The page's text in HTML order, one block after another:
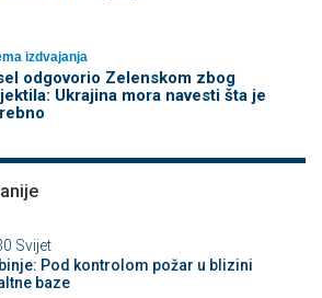
izdvajanja
odgovorio Zelenskom zbog
Ukrajina mora navesti šta je
Svijet
Pod kontrolom požar u blizini
baze